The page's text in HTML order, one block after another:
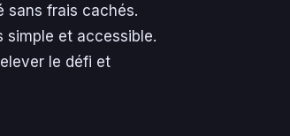
sans frais cachés.
simple et accessible.
le défi et